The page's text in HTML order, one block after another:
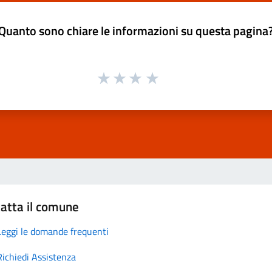
sono chiare le informazioni su questa
il comune
le domande frequenti
Assistenza